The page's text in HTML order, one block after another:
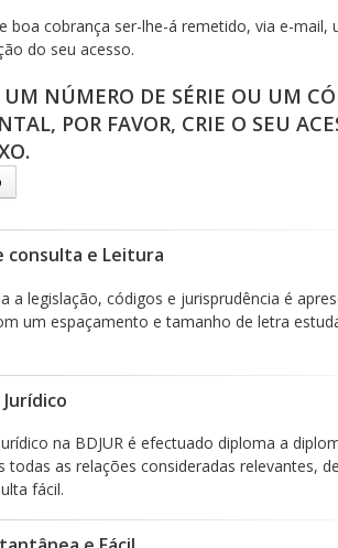
boa cobrança ser-lhe-á remetido, via e-mail,
do seu acesso.
UM NÚMERO DE SÉRIE OU UM
POR FAVOR, CRIE O SEU
consulta e Leitura
a legislação, códigos e jurisprudência é
um espaçamento e tamanho de letra
na BDJUR é efectuado diploma a
todas as relações consideradas relevantes,
fácil.